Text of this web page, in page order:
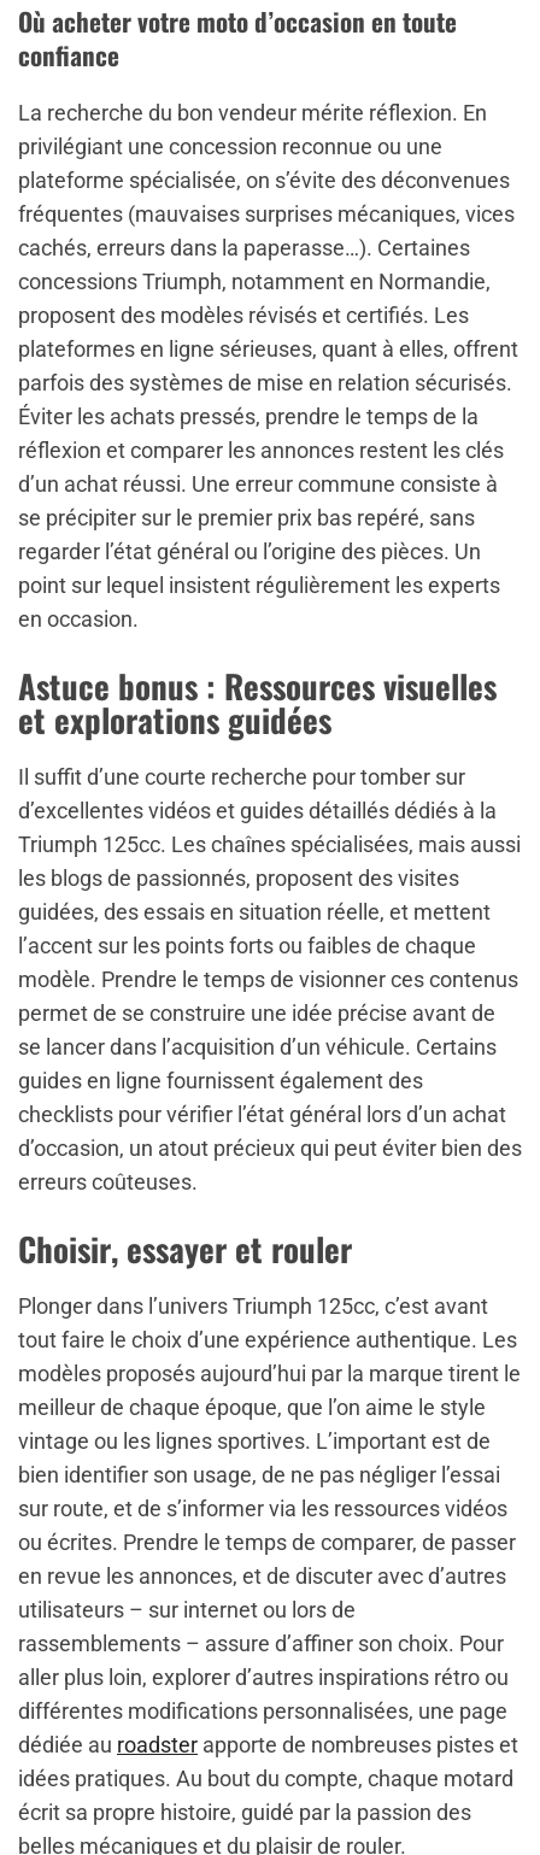
Où acheter votre moto d’occasion en toute
confiance
La recherche du bon vendeur mérite réflexion. En
privilégiant une concession reconnue ou une
plateforme spécialisée, on s’évite des déconvenues
fréquentes (mauvaises surprises mécaniques, vices
cachés, erreurs dans la paperasse…). Certaines
concessions Triumph, notamment en Normandie,
proposent des modèles révisés et certifiés. Les
plateformes en ligne sérieuses, quant à elles, offrent
parfois des systèmes de mise en relation sécurisés.
Éviter les achats pressés, prendre le temps de la
réflexion et comparer les annonces restent les clés
d’un achat réussi. Une erreur commune consiste à
se précipiter sur le premier prix bas repéré, sans
regarder l’état général ou l’origine des pièces. Un
point sur lequel insistent régulièrement les experts
en occasion.
Astuce bonus : Ressources visuelles
et explorations guidées
Il suffit d’une courte recherche pour tomber sur
d’excellentes vidéos et guides détaillés dédiés à la
Triumph 125cc. Les chaînes spécialisées, mais aussi
les blogs de passionnés, proposent des visites
guidées, des essais en situation réelle, et mettent
l’accent sur les points forts ou faibles de chaque
modèle. Prendre le temps de visionner ces contenus
permet de se construire une idée précise avant de
se lancer dans l’acquisition d’un véhicule. Certains
guides en ligne fournissent également des
checklists pour vérifier l’état général lors d’un achat
d’occasion, un atout précieux qui peut éviter bien des
erreurs coûteuses.
Choisir, essayer et rouler
Plonger dans l’univers Triumph 125cc, c’est avant
tout faire le choix d’une expérience authentique. Les
modèles proposés aujourd’hui par la marque tirent le
meilleur de chaque époque, que l’on aime le style
vintage ou les lignes sportives. L’important est de
bien identifier son usage, de ne pas négliger l’essai
sur route, et de s’informer via les ressources vidéos
ou écrites. Prendre le temps de comparer, de passer
en revue les annonces, et de discuter avec d’autres
utilisateurs – sur internet ou lors de
rassemblements – assure d’affiner son choix. Pour
aller plus loin, explorer d’autres inspirations rétro ou
différentes modifications personnalisées, une page
dédiée au roadster apporte de nombreuses pistes et
idées pratiques. Au bout du compte, chaque motard
écrit sa propre histoire, guidé par la passion des
belles mécaniques et du plaisir de rouler.